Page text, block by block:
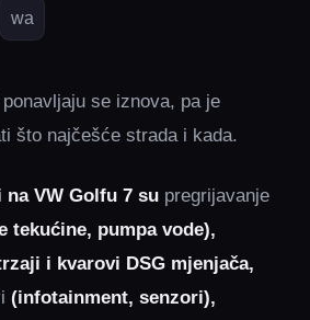
wa
se iznova, pa je
što najčešće strada i kada.
VW Golfu 7 su pregrijavanje
tekućine, pumpa vode),
i kvarovi DSG mjenjača,
(infotainment, senzori),